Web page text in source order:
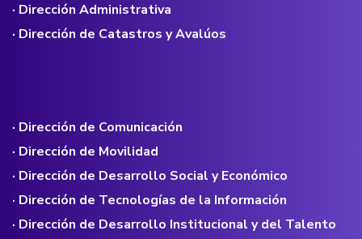
· Dirección Administrativa
· Dirección de Catastros y Avalúos
· Dirección de Comunicación
· Dirección de Movilidad
· Dirección de Desarrollo Social y Económico
· Dirección de Tecnologías de la Información
· Dirección de Desarrollo Institucional y del Talento